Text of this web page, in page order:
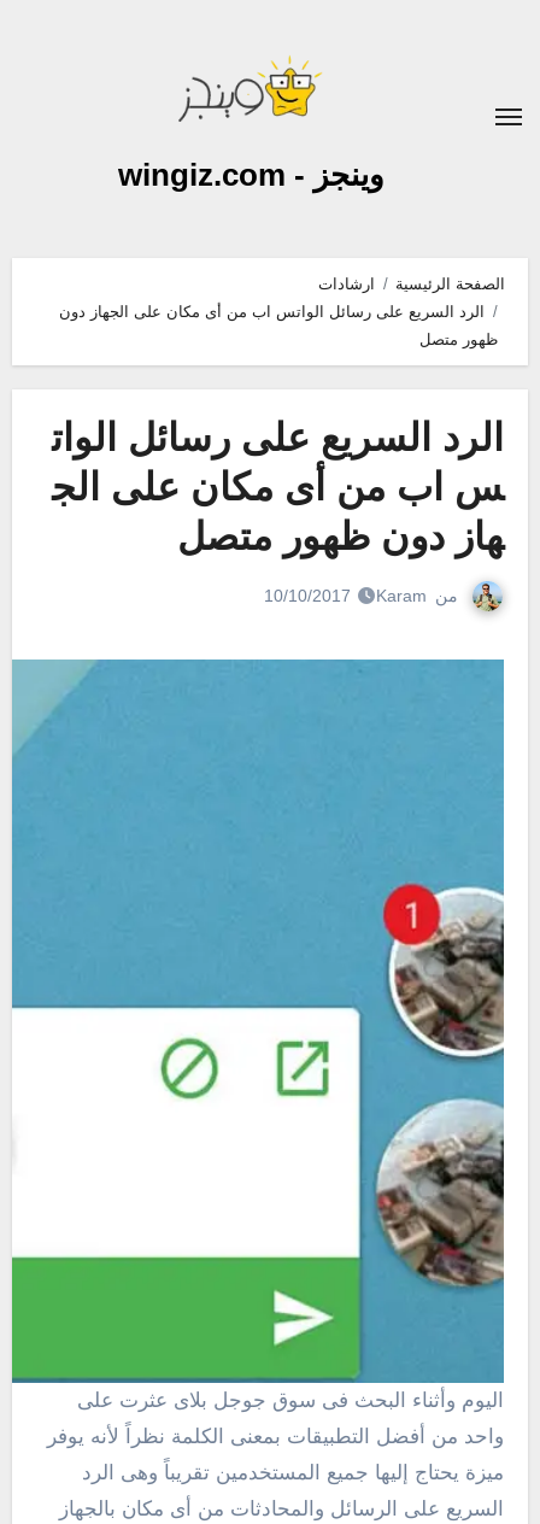
وينجز - wingiz.com
الصفحة الرئيسية
ارشادات
الرد السريع على رسائل الواتس اب من أى مكان على الجهاز دون
ظهور متصل
الرد السريع على رسائل الوات
س اب من أى مكان على الج
هاز دون ظهور متصل
من Karam
10/10/2017
واحد من أفضل التطبيقات بمعنى الكلمة نظراً لأنه يوفر
ميزة يحتاج إليها جميع المستخدمين تقريباً وهى الرد
السريع على الرسائل والمحادثات من أى مكان بالجهاز